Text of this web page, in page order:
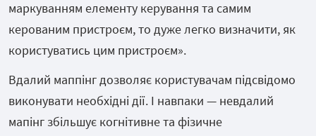
маркуванням елементу керування та самим
керованим пристроєм, то дуже легко визначити, як
користуватись цим пристроєм».
Вдалий маппінг дозволяє користувачам підсвідомо
виконувати необхідні дії. І навпаки — невдалий
мапінг збільшує когнітивне та фізичне